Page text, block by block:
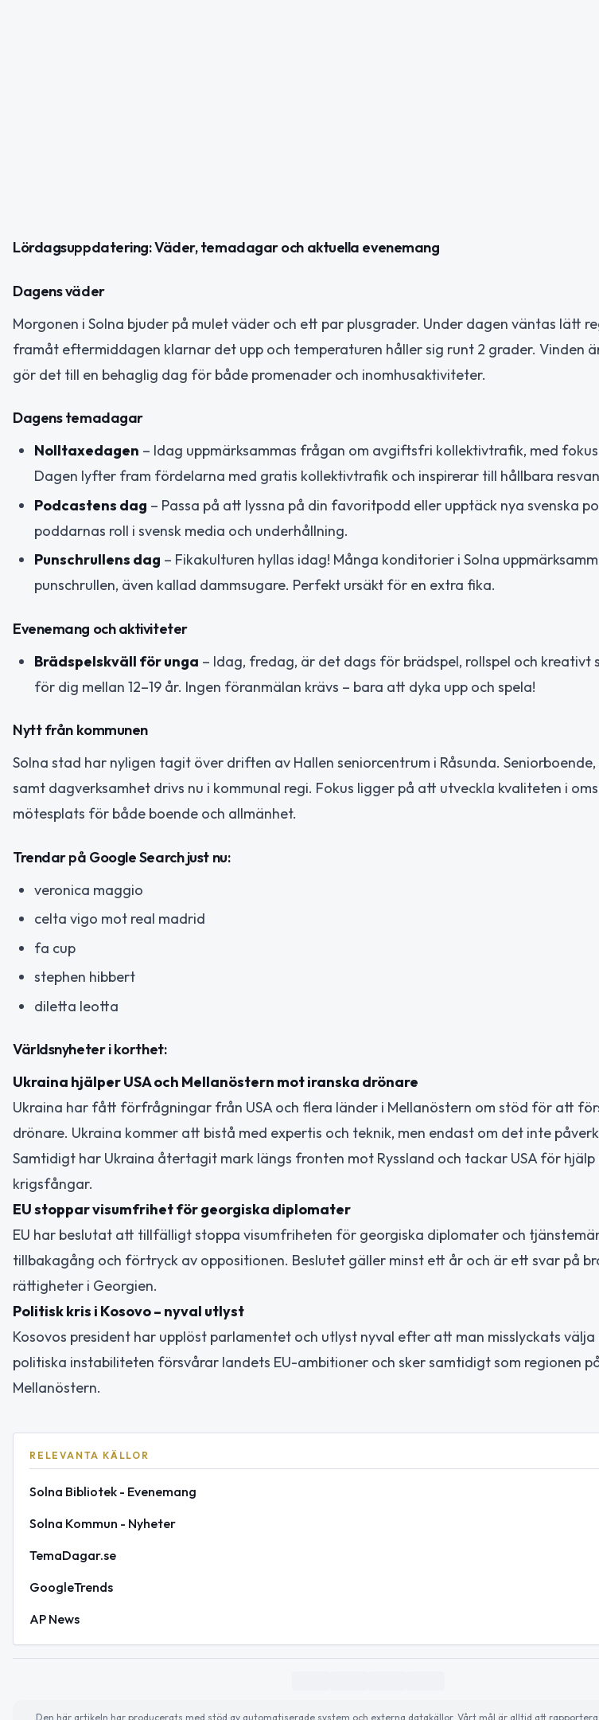
Lördagsuppdatering: Väder, temadagar och aktuella evenemang
Dagens väder
Morgonen i Solna bjuder på mulet väder och ett par plusgrader. Under dagen väntas lätt
framåt eftermiddagen klarnar det upp och temperaturen håller sig runt 2 grader. Vinden
gör det till en behaglig dag för både promenader och inomhusaktiviteter.
Dagens temadagar
Nolltaxedagen – Idag uppmärksammas frågan om avgiftsfri kollektivtrafik, med
Dagen lyfter fram fördelarna med gratis kollektivtrafik och inspirerar till hållbara
Podcastens dag – Passa på att lyssna på din favoritpodd eller upptäck nya svenska
poddarnas roll i svensk media och underhållning.
Punschrullens dag – Fikakulturen hyllas idag! Många konditorier i Solna
punschrullen, även kallad dammsugare. Perfekt ursäkt för en extra fika.
Evenemang och aktiviteter
Brädspelskväll för unga – Idag, fredag, är det dags för brädspel, rollspel och kreativt
för dig mellan 12–19 år. Ingen föranmälan krävs – bara att dyka upp och spela!
Nytt från kommunen
Solna stad har nyligen tagit över driften av Hallen seniorcentrum i Råsunda.
samt dagverksamhet drivs nu i kommunal regi. Fokus ligger på att utveckla kvaliteten i
mötesplats för både boende och allmänhet.
Trendar på Google Search just nu:
veronica maggio
celta vigo mot real madrid
fa cup
stephen hibbert
diletta leotta
Världsnyheter i korthet:
Ukraina hjälper USA och Mellanöstern mot iranska drönare
Ukraina har fått förfrågningar från USA och flera länder i Mellanöstern om stöd för att
drönare. Ukraina kommer att bistå med expertis och teknik, men endast om det inte
Samtidigt har Ukraina återtagit mark längs fronten mot Ryssland och tackar USA för
krigsfångar.
EU stoppar visumfrihet för georgiska diplomater
EU har beslutat att tillfälligt stoppa visumfriheten för georgiska diplomater och
tillbakagång och förtryck av oppositionen. Beslutet gäller minst ett år och är ett svar på
rättigheter i Georgien.
Politisk kris i Kosovo – nyval utlyst
Kosovos president har upplöst parlamentet och utlyst nyval efter att man misslyckats välja
politiska instabiliteten försvårar landets EU-ambitioner och sker samtidigt som regionen
Mellanöstern.
RELEVANTA KÄLLOR
Solna Bibliotek - Evenemang
Solna Kommun - Nyheter
TemaDagar.se
GoogleTrends
AP News
Den här artikeln har producerats med stöd av automatiserade system och externa datakällor. Vårt mål är alltid att